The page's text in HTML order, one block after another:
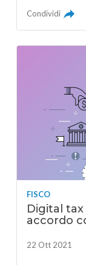
Condividi
FISCO
Digital
accordo
22 Ott 2021